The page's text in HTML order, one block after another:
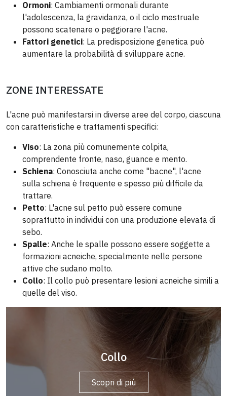
ZONE INTERESSATE
L'acne può manifestarsi in diverse aree del corpo, ciascuna
con caratteristiche e trattamenti specifici:
Viso: La zona più comunemente colpita,
comprendente fronte, naso, guance e mento.
Schiena: Conosciuta anche come "bacne", l'acne
sulla schiena è frequente e spesso più difficile da
trattare.
Petto: L'acne sul petto può essere comune
soprattutto in individui con una produzione elevata di
sebo.
Spalle: Anche le spalle possono essere soggette a
formazioni acneiche, specialmente nelle persone
attive che sudano molto.
Collo: Il collo può presentare lesioni acneiche simili a
quelle del viso.
Collo
Scopri di più
Décolleté
Scopri di più
Ormoni: Cambiamenti ormonali durante
l'adolescenza, la gravidanza, o il ciclo mestruale
possono scatenare o peggiorare l'acne.
Fattori genetici: La predisposizione genetica può
aumentare la probabilità di sviluppare acne.